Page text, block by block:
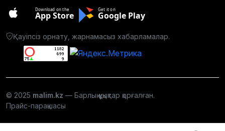
Download on the
App Store
Get it on
Google Play
Қауіпсіз орнату, жарнамасыз хабарламалар.
© 2025 malim.kz — Барлық құқықтар қорғалған.
Прайс-парақшасы